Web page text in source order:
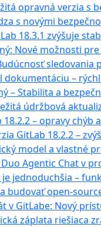
opravná verzia s
s novými
18.3.1 zvýšuje
Nové možnosti
sledovania
dokumentáciu –
– Stabilita a
údržbová
– opravy chýb
GitLab 18.2.2 –
model a vlastné
Agentic Chat v
je jednoduchšia –
budovať open-
v GitLabe: Nový
záplata riešiac a